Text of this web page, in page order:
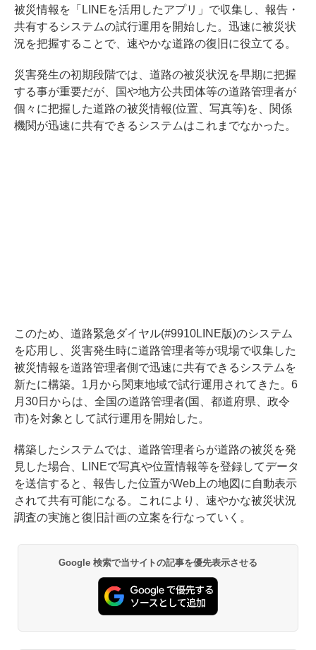
被災情報を「LINEを活用したアプリ」で収集し、報告・
共有するシステムの試行運用を開始した。迅速に被災状
況を把握することで、速やかな道路の復旧に役立てる。
災害発生の初期段階では、道路の被災状況を早期に把握
する事が重要だが、国や地方公共団体等の道路管理者が
個々に把握した道路の被災情報(位置、写真等)を、関係
機関が迅速に共有できるシステムはこれまでなかった。
このため、道路緊急ダイヤル(#9910LINE版)のシステム
を応用し、災害発生時に道路管理者等が現場で収集した
被災情報を道路管理者側で迅速に共有できるシステムを
新たに構築。1月から関東地域で試行運用されてきた。6
月30日からは、全国の道路管理者(国、都道府県、政令
市)を対象として試行運用を開始した。
構築したシステムでは、道路管理者らが道路の被災を発
見した場合、LINEで写真や位置情報等を登録してデータ
を送信すると、報告した位置がWeb上の地図に自動表示
されて共有可能になる。これにより、速やかな被災状況
調査の実施と復旧計画の立案を行なっていく。
Google 検索で当サイトの記事を優先表示させる